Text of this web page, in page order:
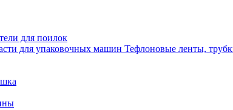
для поилок
Тефлоновые ленты,